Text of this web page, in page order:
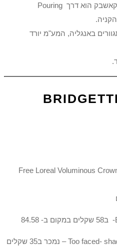
: זהו אתר בריטי ולכן הקאשבק הוא דרך Pouring
באנגליה, המע"מ יורד
Free Loreal Voluminous
הפריימר המצויין Too faced- shadow insurgence – נמכר ב35 שקלים